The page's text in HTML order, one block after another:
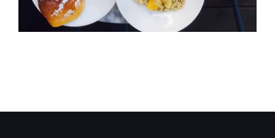
Professional Wedding